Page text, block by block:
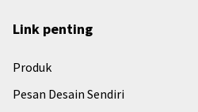
Link penting
Produk
Pesan Desain Sendiri